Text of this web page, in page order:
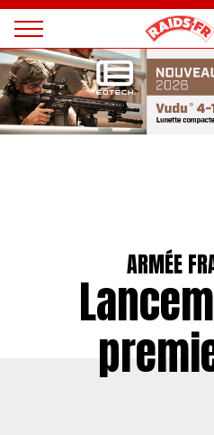
Magazine
Raids
ARMÉE
Panneau de gestion des cookies